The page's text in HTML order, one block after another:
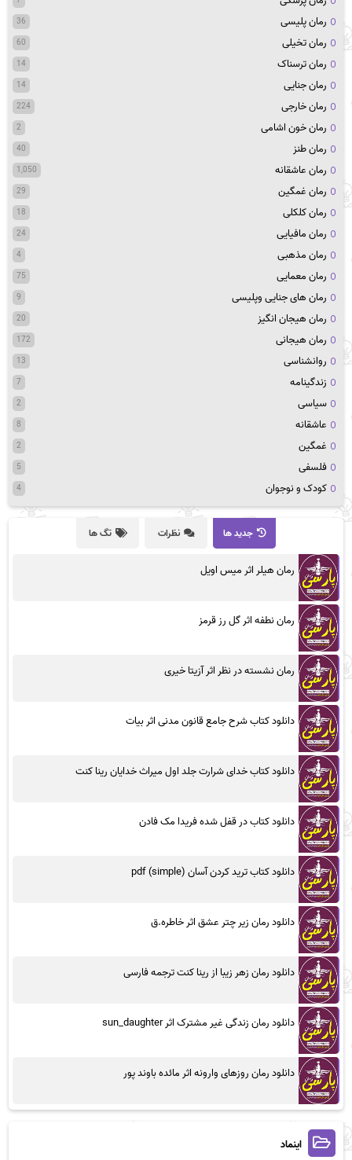
رمان پلیسی 36
رمان تخیلی 60
رمان ترسناک 14
رمان جنایی 14
رمان خارجی 224
رمان خون اشامی 2
رمان طنز 40
رمان عاشقانه 1,050
رمان غمگین 29
رمان کلکلی 18
رمان مافیایی 24
رمان مذهبی 4
رمان معمایی 75
رمان های جنایی وپلیسی 9
رمان هیجان انگیز 20
رمان هیجانی 172
روانشناسی 13
زندگینامه 7
سیاسی 2
عاشقانه 8
غمگین 2
فلسفی 5
کودک و نوجوان 4
جدید ها نظرات تگ ها
رمان هیلر اثر میس اویل
رمان نطفه اثر گل رز قرمز
رمان نشسته در نظر اثر آزیتا خیری
دانلود کتاب شرح جامع قانون مدنی اثر بیات
دانلود کتاب خدای شرارت جلد اول میراث خدایان رینا کنت
دانلود کتاب در قفل شده فریدا مک فادن
دانلود کتاب ترید کردن آسان (simple) pdf
دانلود رمان زیر چتر عشق اثر خاطره.ق
دانلود رمان زهر زیبا از رینا کنت ترجمه فارسی
دانلود رمان زندگی غیر مشترک اثر sun_daughter
دانلود رمان روزهای وارونه اثر مائده باوند پور
اینماد